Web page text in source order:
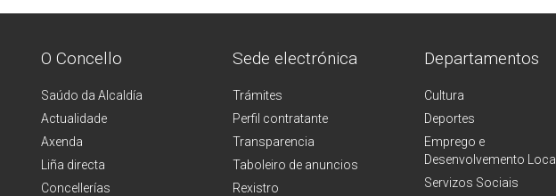
O Concello
Saúdo da Alcaldía
Actualidade
Axenda
Liña directa
Concellerías
Sede electrónica
Trámites
Perfil contratante
Transparencia
Taboleiro de anuncios
Rexistro
Departamentos
Cultura
Deportes
Emprego e
Desenvolvemento Local
Servizos Sociais